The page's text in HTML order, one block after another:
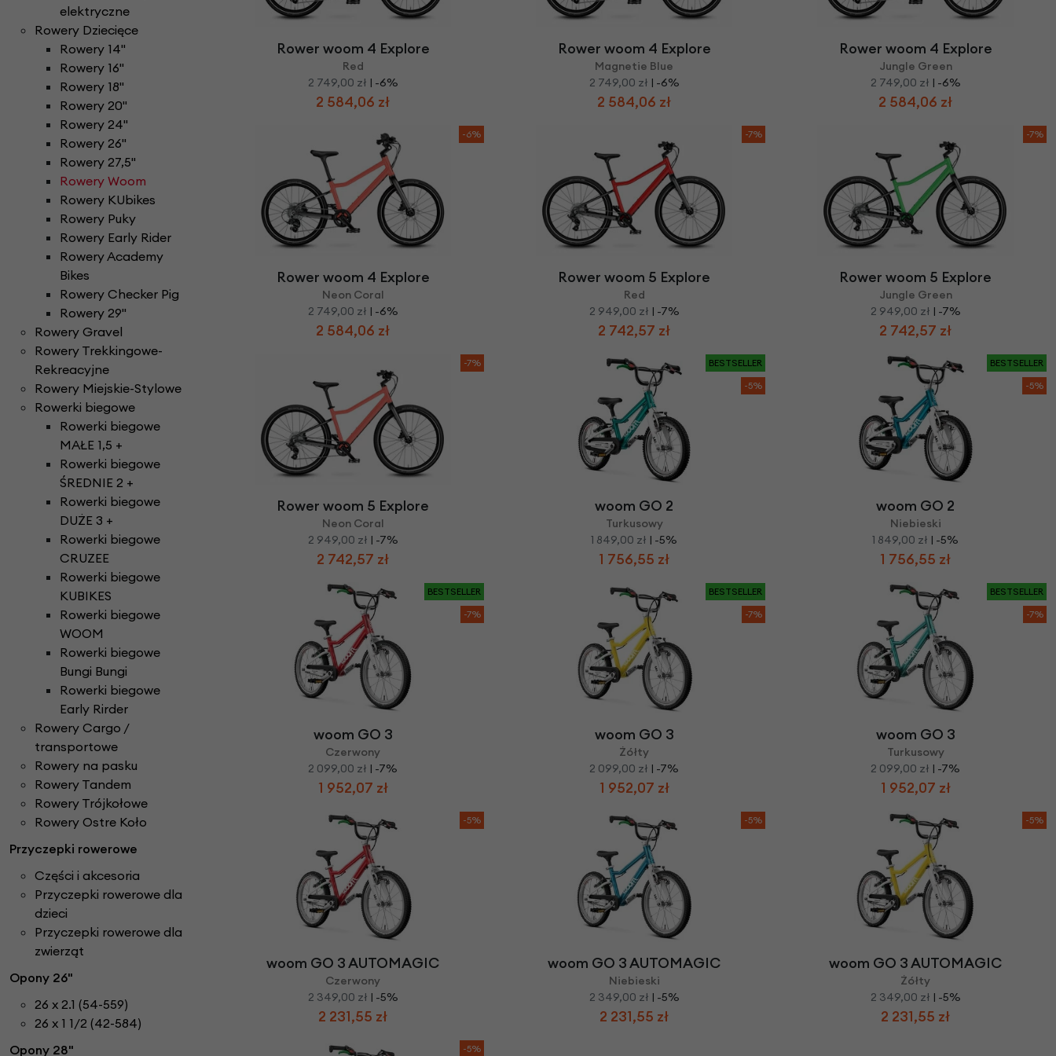
Rowery Składane
Rowery Tandem
Rowery Trójkołowe
Rowerki biegowe
Rowery Cargo / transportowe
Części do rowerów elektrycznych
Dzwonki rowerowe
F oteliki rowerowe
Hamulce rowerowe
Kasety i wolnobiegi
Kaski rowerowe
ańcuchy i paski rowerowe
Napęd paskowy Gates
Narzędzia rowerowe
Nóżki rowerowe
Pompki rowerowe
Pozostałe
Przerzutki rowerowe
Strida - części
Peruzzo
elektryczne
Rowery Dziecięce
Rowery 14''
Rowery 16''
Rowery 18''
Rowery 20''
Rowery 24''
Rowery 26"
Rowery 27,5"
Rowery Woom
Rowery KUbikes
Rowery Puky
Rowery Early Rider
Rowery Academy
Bikes
Rowery Checker Pig
Rowery 29"
Rowery Gravel
Rowery Trekkingowe-
Rekreacyjne
Rowery Miejskie-Stylowe
Rowerki biegowe
Rowerki biegowe
MAŁE 1,5 +
Rowerki biegowe
ŚREDNIE 2 +
Rowerki biegowe
DUŻE 3 +
Rowerki biegowe
CRUZEE
Rowerki biegowe
KUBIKES
Rowerki biegowe
WOOM
Rowerki biegowe
Bungi Bungi
Rowerki biegowe
Early Rirder
Rowery Cargo /
transportowe
Rowery na pasku
Rowery Tandem
Rowery Trójkołowe
Rowery Ostre Koło
Przyczepki rowerowe
Części i akcesoria
Przyczepki rowerowe dla
dzieci
Przyczepki rowerowe dla
zwierząt
Opony 26"
26 x 2.1 (54-559)
26 x 1 1/2 (42-584)
Opony 28"
Rower woom 4 Explore
Red
2 749,00 zł | -6%
2 584,06 zł
Rower woom 4 Explore
Magnetie Blue
2 749,00 zł | -6%
2 584,06 zł
Rower woom 4 Explore
Jungle Green
2 749,00 zł | -6%
2 584,06 zł
-6%
Rower woom 4 Explore
Neon Coral
2 749,00 zł | -6%
2 584,06 zł
-7%
Rower woom 5 Explore
Red
2 949,00 zł | -7%
2 742,57 zł
-7%
Rower woom 5 Explore
Jungle Green
2 949,00 zł | -7%
2 742,57 zł
-7%
Rower woom 5 Explore
Neon Coral
2 949,00 zł | -7%
2 742,57 zł
BESTSELLER
-5%
woom GO 2
Turkusowy
1 849,00 zł | -5%
1 756,55 zł
BESTSELLER
-5%
woom GO 2
Niebieski
1 849,00 zł | -5%
1 756,55 zł
BESTSELLER
-7%
woom GO 3
Czerwony
2 099,00 zł | -7%
1 952,07 zł
BESTSELLER
-7%
woom GO 3
Żółty
2 099,00 zł | -7%
1 952,07 zł
BESTSELLER
-7%
woom GO 3
Turkusowy
2 099,00 zł | -7%
1 952,07 zł
-5%
woom GO 3 AUTOMAGIC
Czerwony
2 349,00 zł | -5%
2 231,55 zł
-5%
woom GO 3 AUTOMAGIC
Niebieski
2 349,00 zł | -5%
2 231,55 zł
-5%
woom GO 3 AUTOMAGIC
Żółty
2 349,00 zł | -5%
2 231,55 zł
-5%